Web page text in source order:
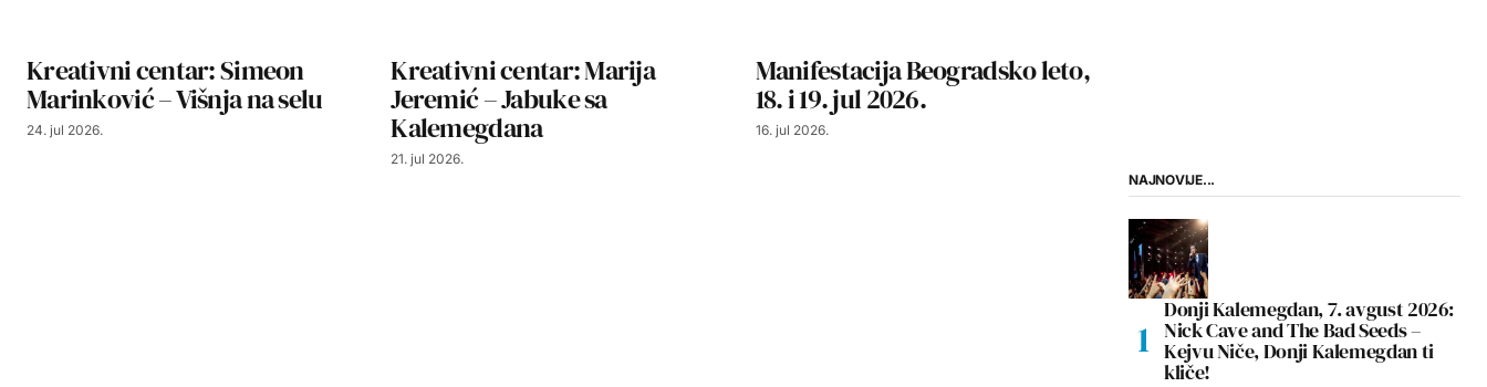
Kreativni centar: Simeon
Marinković – Višnja na selu
24. jul 2026.
Kreativni centar: Marija
Jeremić – Jabuke sa
Kalemegdana
21. jul 2026.
Manifestacija Beogradsko leto,
18. i 19. jul 2026.
16. jul 2026.
NAJNOVIJE...
Donji Kalemegdan, 7. avgust 2026:
Nick Cave and The Bad Seeds –
Kejvu Niče, Donji Kalemegdan ti
kliče!